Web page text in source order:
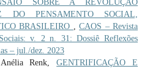
SOBRE A REVOLUÇÃO
PENSAMENTO SOCIAL,
BRASILEIRO
,CAOS – Revista
v. 2 n. 31: Dossiê Reflexões
– jul./dez. 2023
Anélia Renk,GENTRIFICAÇÃO E